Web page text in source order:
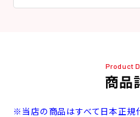
Product
商品
※当店の商品はすべて日本正規